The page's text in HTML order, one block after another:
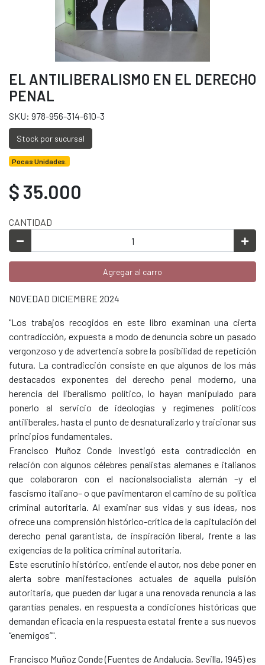
EL ANTILIBERALISMO EN EL DERECHO
PENAL
SKU: 978-956-314-610-3
Stock por sucursal
Pocas Unidades.
$ 35.000
CANTIDAD
Agregar al carro
NOVEDAD DICIEMBRE 2024
"Los trabajos recogidos en este libro examinan una cierta
contradicción, expuesta a modo de denuncia sobre un pasado
vergonzoso y de advertencia sobre la posibilidad de repetición
futura. La contradicción consiste en que algunos de los más
destacados exponentes del derecho penal moderno, una
herencia del liberalismo político, lo hayan manipulado para
ponerlo al servicio de ideologías y regímenes políticos
antiliberales, hasta el punto de desnaturalizarlo y traicionar sus
principios fundamentales.
Francisco Muñoz Conde investigó esta contradicción en
relación con algunos célebres penalistas alemanes e italianos
que colaboraron con el nacionalsocialista alemán –y el
fascismo italiano– o que pavimentaron el camino de su política
criminal autoritaria. Al examinar sus vidas y sus ideas, nos
ofrece una comprensión histórico-crítica de la capitulación del
derecho penal garantista, de inspiración liberal, frente a las
exigencias de la política criminal autoritaria.
Este escrutinio histórico, entiende el autor, nos debe poner en
alerta sobre manifestaciones actuales de aquella pulsión
autoritaria, que pueden dar lugar a una renovada renuncia a las
garantías penales, en respuesta a condiciones históricas que
demandan eficacia en la respuesta estatal frente a sus nuevos
“enemigos”".
Francisco Muñoz Conde (Fuentes de Andalucía, Sevilla, 1945) es